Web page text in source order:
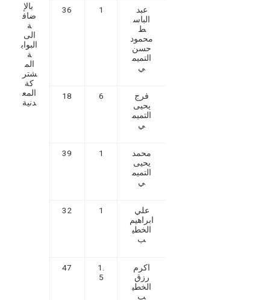
بالإ
ضاف
ة
الى
البواب
ة
الم
شتر
كة
المع
دنية
عبد
الباس
ط
محمود
حسن
التميم
ي
1
36
فرج
يحيى
التميم
ي
6
18
محمد
يحيى
التميم
ي
1
39
علي
ابراهيم
الخطي
ب
1
32
اكرم
رزق
الخطي
ب
1.
5
47